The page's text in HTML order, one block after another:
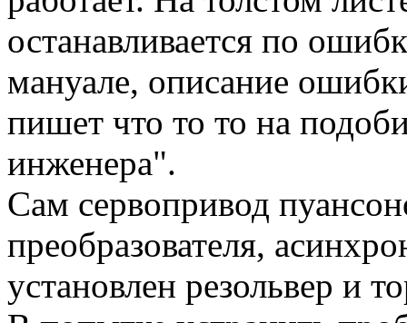
останавливается по
мануале, описание
пишет что то то на
инженера".
Сам сервопривод
преобразователя,
установлен резольвер и